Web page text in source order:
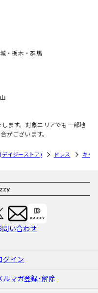
・栃木・群馬
ます。対象エリアでも一部地
がございます。
イジーストア) ドレス キャ
い合わせ
グイン
ルマガ登録･解除